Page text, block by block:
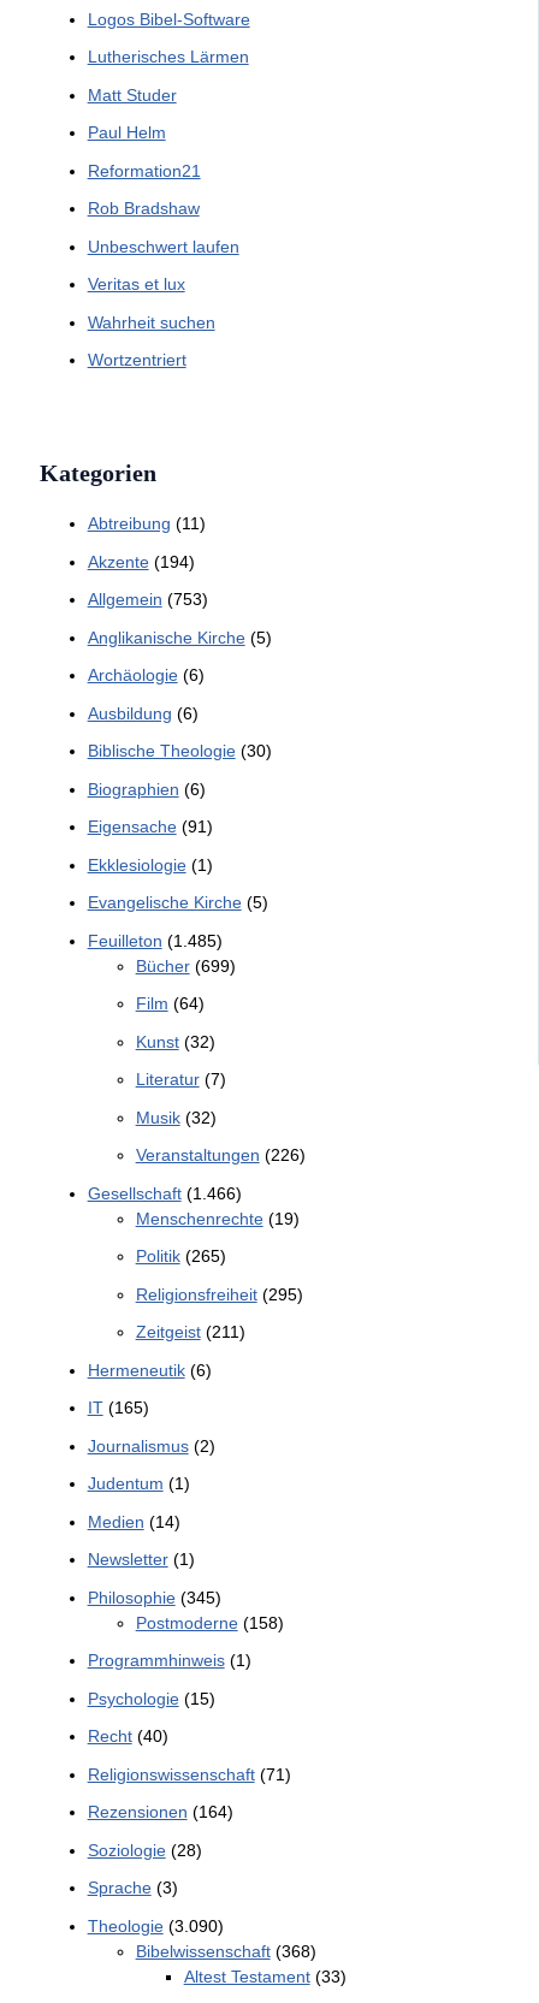
Logos Bibel-Software
Lutherisches Lärmen
Matt Studer
Paul Helm
Reformation21
Rob Bradshaw
Unbeschwert laufen
Veritas et lux
Wahrheit suchen
Wortzentriert
Kategorien
Abtreibung (11)
Akzente(194)
Allgemein (753)
Anglikanische Kirche(5)
Archäologie(6)
Ausbildung (6)
Biblische Theologie(30)
Biographien (6)
Eigensache(91)
Ekklesiologie(1)
Evangelische Kirche(5)
Feuilleton (1.485)
Bücher(699)
Film (64)
Kunst(32)
Literatur(7)
Musik(32)
Veranstaltungen (226)
Gesellschaft(1.466)
Menschenrechte(19)
Politik(265)
Religionsfreiheit(295)
Zeitgeist(211)
Hermeneutik(6)
IT(165)
Journalismus(2)
Judentum (1)
Medien (14)
Newsletter(1)
Philosophie(345)
Postmoderne(158)
Programmhinweis(1)
Psychologie(15)
Recht(40)
Religionswissenschaft(71)
Rezensionen (164)
Soziologie(28)
Sprache(3)
Theologie(3.090)
Bibelwissenschaft(368)
Altest Testament(33)